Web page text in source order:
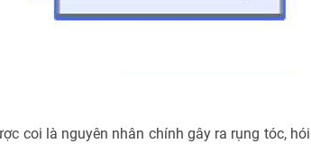
coi là nguyên nhân chính gây ra rụng tóc, hói